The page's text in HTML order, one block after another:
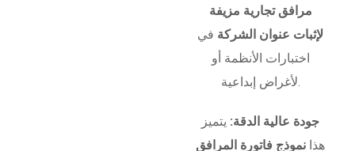
مرافق تجارية مزيفة
لإثبات عنوان الشركة في
اختبارات الأنظمة أو
لأغراض إبداعية.
جودة عالية الدقة: يتميز
هذا نموذج فاتورة المرافق